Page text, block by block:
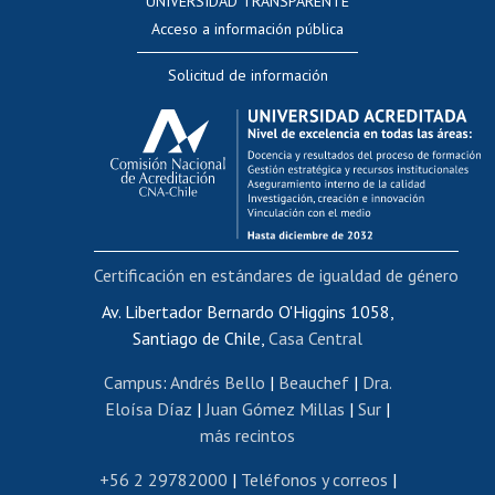
Evaluación docente
Calificación académica
Postulación al AUCAI
Funcionarias/os
Cursos internos de capacitación
Bienestar del personal
Portal de movilidad interna
Certificado de renta
Certificado de renta honorarios
Editar páginas blancas
Extranjeras/os
Revalidación y reconocimiento de títulos
Acceso a información pública
Solicitud de información
Av. Libertador Bernardo O'Higgins 1058,
Santiago de Chile, Casa Central
Campus: Andrés Bello | Beauchef| Dra.
Eloísa Díaz |Juan Gómez Millas | Sur |
más recintos
+56 2 29782000 | Teléfonos y correos |
Certificación en estándares de igualdad de género